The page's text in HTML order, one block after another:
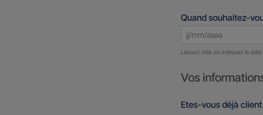
Quand souhaitez-
Laissez vide ou indiquez la
Vos
Etes-vous déjà